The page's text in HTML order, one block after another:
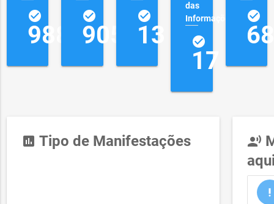
check_circle
988
check_circle
905
check_circle
13
das
Informações
check_circle
17
check_circle
68
insert_chart Tipo de Manifestações record_voice_over